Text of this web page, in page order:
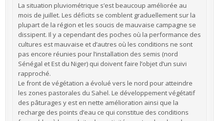
La situation pluviométrique s’est beaucoup améliorée au
mois de juillet. Les déficits se comblent graduellement sur la
plupart de la région et les soucis de mauvaise campagne se
dissipent. Il y a cependant des poches où la performance des
cultures est mauvaise et d’autres où les conditions ne sont
pas encore réunies pour l’installation des semis (nord
Sénégal et Est du Niger) qui doivent faire l’objet d’un suivi
rapproché.
Le front de végétation a évolué vers le nord pour atteindre
les zones pastorales du Sahel. Le développement végétatif
des pâturages y est en nette amélioration ainsi que la
recharge des points d’eau ce qui constitue des conditions